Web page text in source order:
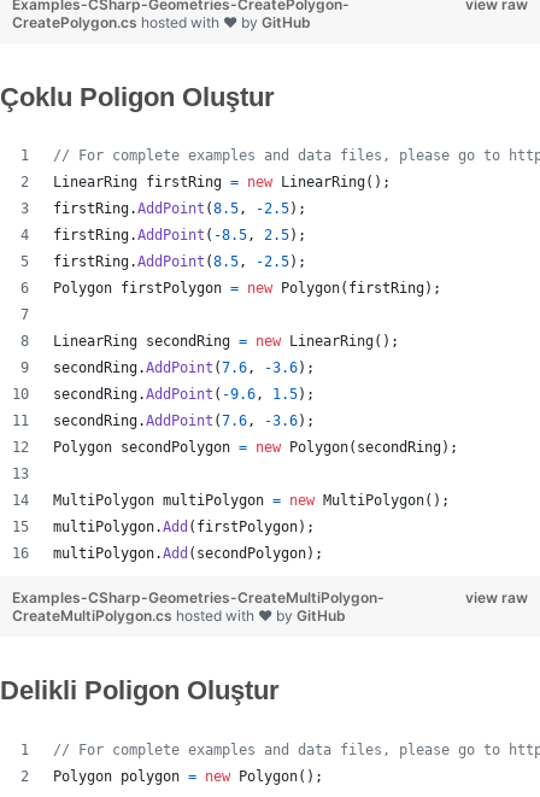
view raw
Examples-CSharp-Geometries-CreatePolygon-
CreatePolygon.cs hosted with ❤ by GitHub
Çoklu Poligon Oluştur
// For complete examples and data files, please go to
LinearRing firstRing = new LinearRing( ) ;
firstRing.AddPoint (8.5, -2.5) ;
firstRing.AddPoint ( -8.5, 2.5) ;
firstRing.AddPoint (8.5, -2.5) ;
Polygon firstPolygon = new Polygon( firstRing) ;
LinearRing secondRing = new LinearRing( ) ;
secondRing.AddPoint (7.6, -3.6) ;
secondRing.AddPoint ( -9.6, 1.5) ;
secondRing.AddPoint (7.6, -3.6) ;
Polygon secondPolygon = new Polygon( secondRing) ;
MultiPolygon multiPolygon = new MultiPolygon( ) ;
multiPolygon.Add ( firstPolygon) ;
multiPolygon.Add ( secondPolygon) ;
view raw
Examples-CSharp-Geometries-CreateMultiPolygon-
CreateMultiPolygon.cs hosted with ❤ by GitHub
Delikli Poligon Oluştur
// For complete examples and data files, please go to
Polygon polygon = new Polygon( ) ;